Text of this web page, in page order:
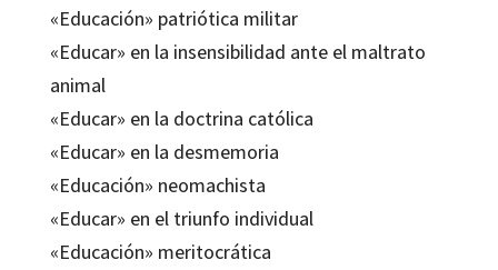
«Educación» patriótica militar
«Educar» en la insensibilidad ante el maltrato
animal
«Educar» en la doctrina católica
«Educar» en la desmemoria
«Educación» neomachista
«Educar» en el triunfo individual
«Educación» meritocrática